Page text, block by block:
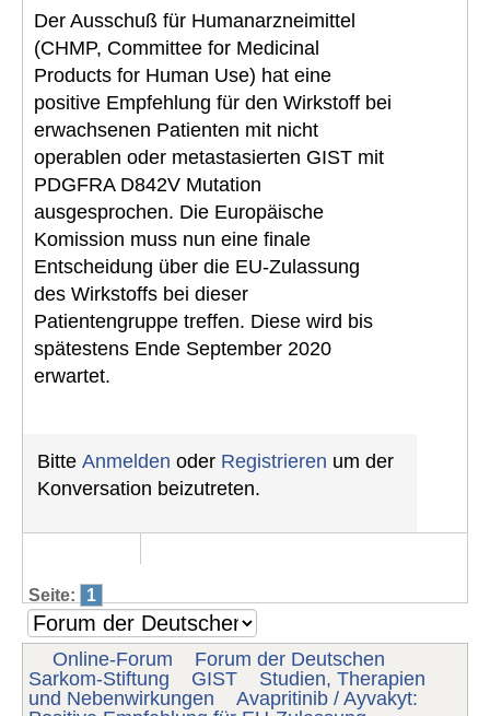
Der Ausschuß für Humanarzneimittel
(CHMP, Committee for Medicinal
Products for Human Use) hat eine
positive Empfehlung für den Wirkstoff bei
erwachsenen Patienten mit nicht
operablen oder metastasierten GIST mit
PDGFRA D842V Mutation
ausgesprochen. Die Europäische
Komission muss nun eine finale
Entscheidung über die EU-Zulassung
des Wirkstoffs bei dieser
Patientengruppe treffen. Diese wird bis
spätestens Ende September 2020
erwartet.
Bitte Anmelden oder Registrieren um der
Konversation beizutreten.
Seite: 1
Online-Forum
Forum der Deutschen
Sarkom-Stiftung
GIST
Studien, Therapien
und Nebenwirkungen
Avapritinib / Ayvakyt: